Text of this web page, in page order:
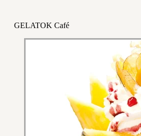
GELATOK Café